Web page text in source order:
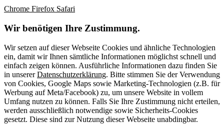
Chrome Firefox Safari
Wir benötigen Ihre Zustimmung.
Wir setzen auf dieser Webseite Cookies und ähnliche Technologien
ein, damit wir Ihnen sämtliche Informationen möglichst schnell und
einfach zeigen können. Ausführliche Informationen dazu finden Sie
in unsererDatenschutzerklärung. Bitte stimmen Sie der Verwendung
von Cookies, Google Maps sowie Marketing-Technologien (z.B. für
Werbung auf Meta/Facebook) zu, um unsere Website in vollem
Umfang nutzen zu können. Falls Sie Ihre Zustimmung nicht erteilen,
werden ausschließlich notwendige sowie Sicherheits-Cookies
gesetzt. Diese sind zur Nutzung dieser Webseite unabdingbar.